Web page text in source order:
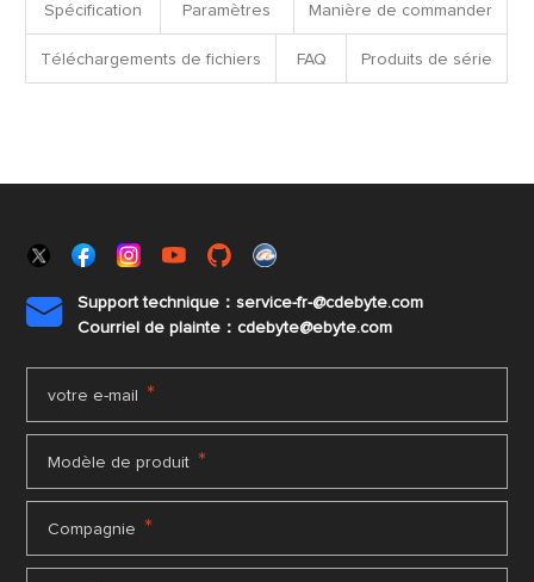
Spécification Paramètres Manière de commander
Téléchargements de fichiers FAQ Produits de série

Support technique：service-fr-@cdebyte.com
Courriel de plainte：cdebyte@ebyte.com
votre e-mail *
Modèle de produit *
Compagnie *